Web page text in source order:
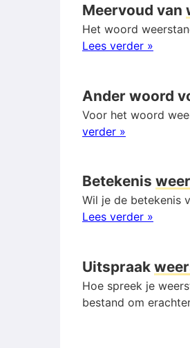
Meervoud van
Het woord
Lees verder »
Ander woord
Voor het woord
verder »
Betekenis
Wil je de betekenis
Lees verder »
Uitspraak
Hoe spreek je
bestand om